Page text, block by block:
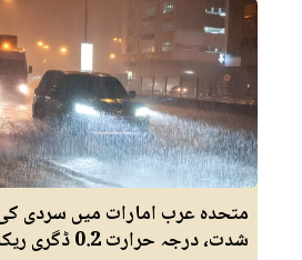
متحدہ عرب امارات میں سردی
شدت، درجہ حرارت 0.2 ڈگری ریکارڈ